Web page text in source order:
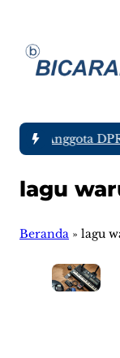
tujuh Anggota
lagu
Beranda » lagu